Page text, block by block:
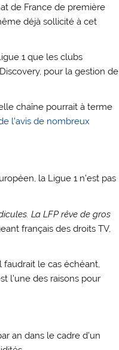
de France de première
déjà sollicité à cet
1 que les clubs
pour la gestion de
chaîne pourrait à terme
l’avis de nombreux
la Ligue 1 n’est pas
La LFP rêve de gros
français des droits TV,
faudrait le cas échéant,
l’une des raisons pour
an dans le cadre d’un